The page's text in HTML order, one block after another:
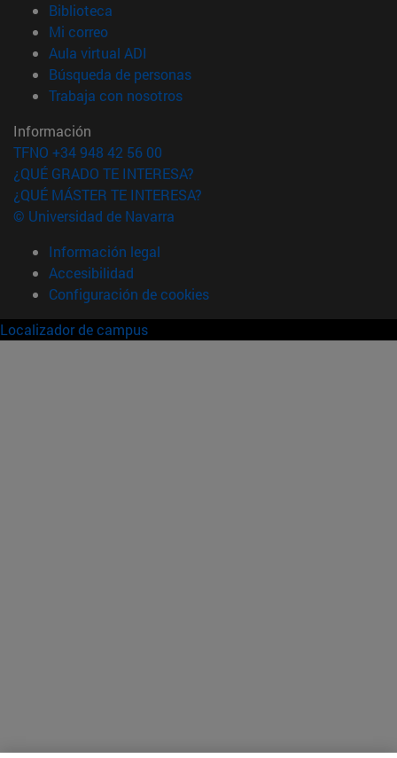
Biblioteca
Mi correo(abre en nueva ventana)
Aula virtual ADI
Búsqueda de personas(abre en nueva ventana)
Trabaja con nosotros(abre en nueva ventana)
Información
TFNO +34 948 42 56 00
¿QUÉ GRADO TE INTERESA?
¿QUÉ MÁSTER TE INTERESA?
© Universidad de Navarra
Información legal
Accesibilidad
Configuración de cookies
Localizador de campus